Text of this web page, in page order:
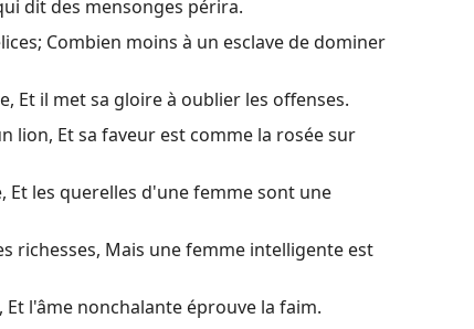
dit des mensonges périra.
Combien moins à un esclave de dominer
Et il met sa gloire à oublier les offenses.
lion, Et sa faveur est comme la rosée sur
Et les querelles d'une femme sont une
richesses, Mais une femme intelligente est
l'âme nonchalante éprouve la faim.